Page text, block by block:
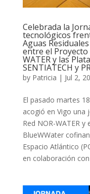
Celebrada la
tecnológicos
Aguas
entre el Proyecto
WATER y las
SENTIATECH y
by Patricia | Jul 2,
El pasado martes
acogió en Vigo una
Red NOR-WATER
BlueWWater
Espacio Atlántico
en colaboración con